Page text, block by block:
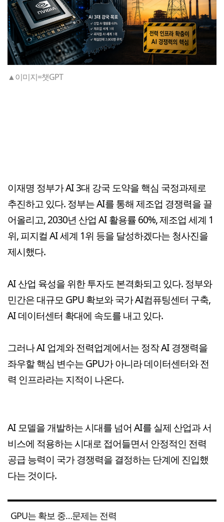
▲이미지=챗GPT
이재명 정부가 AI 3대 강국 도약을 핵심 국정과제로
추진하고 있다. 정부는 AI를 통해 제조업 경쟁력을 끌
어올리고, 2030년 산업 AI 활용률 60%, 제조업 세계 1
위, 피지컬 AI 세계 1위 등을 달성하겠다는 청사진을
제시했다.
AI 산업 육성을 위한 투자도 본격화되고 있다. 정부와
민간은 대규모 GPU 확보와 국가 AI컴퓨팅센터 구축,
AI 데이터센터 확대에 속도를 내고 있다.
그러나 AI 업계와 전력업계에서는 정작 AI 경쟁력을
좌우할 핵심 변수는 GPU가 아니라 데이터센터와 전
력 인프라라는 지적이 나온다.
AI 모델을 개발하는 시대를 넘어 AI를 실제 산업과 서
비스에 적용하는 시대로 접어들면서 안정적인 전력
공급 능력이 국가 경쟁력을 결정하는 단계에 진입했
다는 것이다.
GPU는 확보 중…문제는 전력